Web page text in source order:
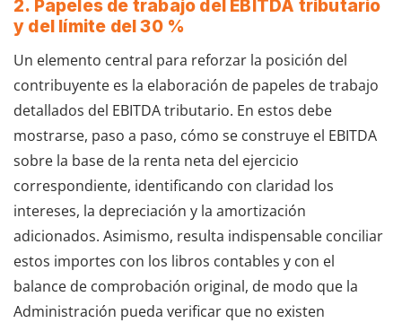
2. Papeles de trabajo del EBITDA tributario
y del límite del 30 %
Un elemento central para reforzar la posición del
contribuyente es la elaboración de papeles de trabajo
detallados del EBITDA tributario. En estos debe
mostrarse, paso a paso, cómo se construye el EBITDA
sobre la base de la renta neta del ejercicio
correspondiente, identificando con claridad los
intereses, la depreciación y la amortización
adicionados. Asimismo, resulta indispensable conciliar
estos importes con los libros contables y con el
balance de comprobación original, de modo que la
Administración pueda verificar que no existen